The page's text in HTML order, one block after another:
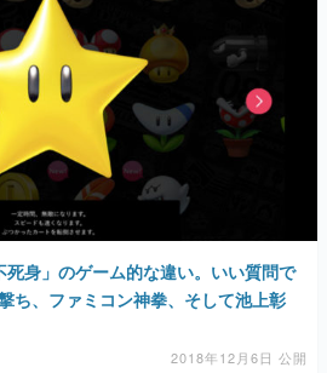
死身」のゲーム的な違い。いい質問で
ち、ファミコン神拳、そして池上彰
2018年12月6日 公開